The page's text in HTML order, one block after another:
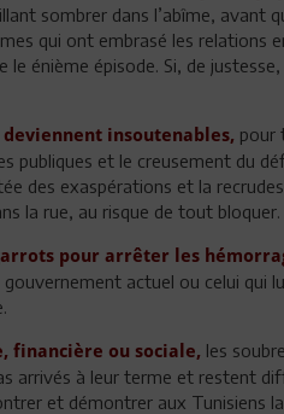
sombrer dans l’abîme, avant
qui ont embrasé les relations
le énième épisode. Si, de
insoutenables, pour
publiques et le creusement du
des exaspérations et la
la rue, au risque de tout bloquer.
pour arrêter les
actuel ou celui qui
financière ou sociale, les
arrivés à leur terme et restent
et démontrer aux Tunisiens